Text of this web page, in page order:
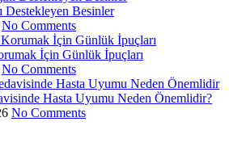
Destekleyen Besinler
No Comments
İçin Günlük İpuçları
No Comments
Hasta Uyumu Neden Önemlidir?
No Comments